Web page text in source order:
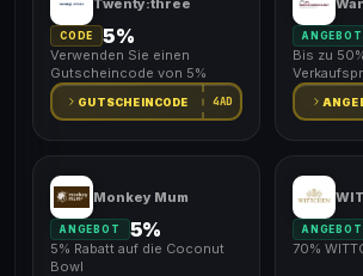
Twenty:three
CODE 5%
Verwenden Sie einen
Gutscheincode von 5%
GUTSCHEINCODE 4AD
ANGEBOT
Bis zu
Monkey Mum
ANGEBOT 5%
5% Rabatt auf die Coconut
Bowl
ANGEBOT
70%